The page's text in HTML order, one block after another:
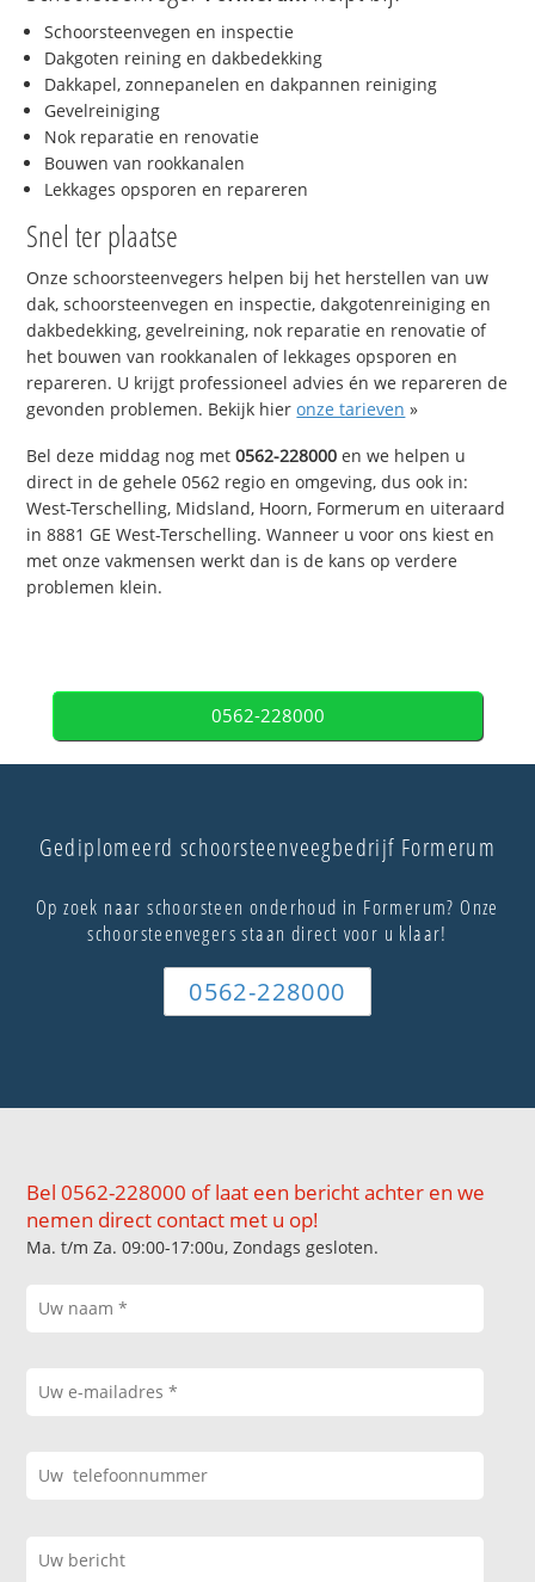
Schoorsteenvegen en inspectie
Dakgoten reining en dakbedekking
Dakkapel, zonnepanelen en dakpannen reiniging
Gevelreiniging
Nok reparatie en renovatie
Bouwen van rookkanalen
Lekkages opsporen en repareren
Snel ter plaatse
Onze schoorsteenvegers helpen bij het herstellen van uw
dak, schoorsteenvegen en inspectie, dakgotenreiniging en
dakbedekking, gevelreining, nok reparatie en renovatie of
het bouwen van rookkanalen of lekkages opsporen en
repareren. U krijgt professioneel advies én we repareren de
gevonden problemen. Bekijk hieronze tarieven »
Bel deze middag nog met0562-228000 en we helpen u
direct in de gehele 0562 regio en omgeving, dus ook in:
West-Terschelling, Midsland, Hoorn, Formerum en uiteraard
in 8881 GE West-Terschelling. Wanneer u voor ons kiest en
met onze vakmensen werkt dan is de kans op verdere
problemen klein.
0562-228000
Gediplomeerd schoorsteenveegbedrijf Formerum
Op zoek naar schoorsteen onderhoud in Formerum? Onze
schoorsteenvegers staan direct voor u klaar!
0562-228000
Bel 0562-228000 of laat een bericht achter en we
nemen direct contact met u op!
Ma. t/m Za. 09:00-17:00u, Zondags gesloten.